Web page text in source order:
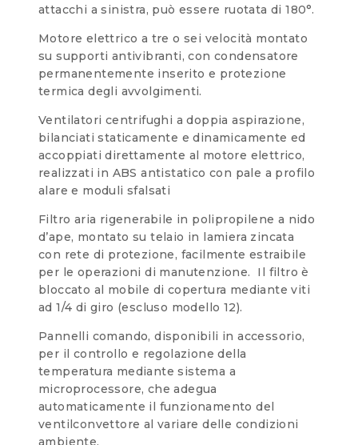
attacchi a sinistra, può essere ruotata di 180°.
Motore elettrico a tre o sei velocità montato
su supporti antivibranti, con condensatore
permanentemente inserito e protezione
termica degli avvolgimenti.
Ventilatori centrifughi a doppia aspirazione,
bilanciati staticamente e dinamicamente ed
accoppiati direttamente al motore elettrico,
realizzati in ABS antistatico con pale a profilo
alare e moduli sfalsati
Filtro aria rigenerabile in polipropilene a nido
d’ape, montato su telaio in lamiera zincata
con rete di protezione, facilmente estraibile
per le operazioni di manutenzione. Il filtro è
bloccato al mobile di copertura mediante viti
ad 1/4 di giro (escluso modello 12).
Pannelli comando, disponibili in accessorio,
per il controllo e regolazione della
temperatura mediante sistema a
microprocessore, che adegua
automaticamente il funzionamento del
ventilconvettore al variare delle condizioni
ambiente.